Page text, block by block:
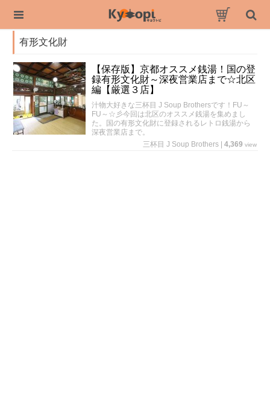
有形文化財
【保存版】京都オススメ銭湯！国の登
録有形文化財～深夜営業店まで☆北区
編【厳選３店】
汁物大好きな三杯目 J Soup Brothersです！FU～
FU～☆彡今回は北区のオススメ銭湯を集めまし
た。国の有形文化財に登録されるレトロ銭湯から
深夜営業店まで。
三杯目 J Soup Brothers
4,369 view